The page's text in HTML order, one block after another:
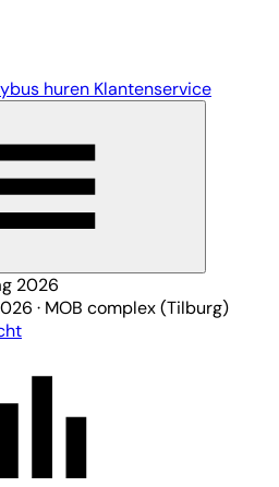
huren Klantenservice
2026
· MOB complex (Tilburg)